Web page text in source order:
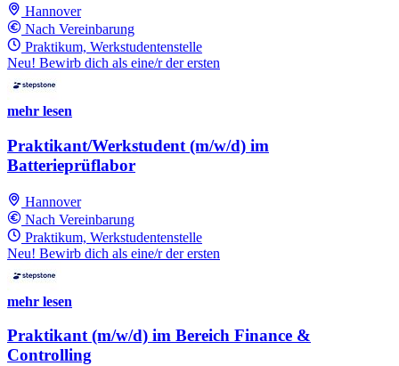
Hannover
Nach Vereinbarung
Praktikum, Werkstudentenstelle
Neu! Bewirb dich als eine/r der ersten
mehr lesen
Praktikant/Werkstudent (m/w/d) im
Batterieprüflabor
Hannover
Nach Vereinbarung
Praktikum, Werkstudentenstelle
Neu! Bewirb dich als eine/r der ersten
mehr lesen
Praktikant (m/w/d) im Bereich Finance &
Controlling